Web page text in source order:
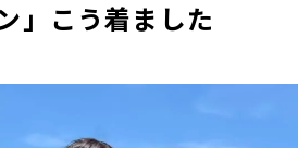
」こう着ました